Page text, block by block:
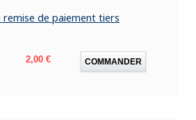
remise de paiement tiers
Prix
2,00 € COMMANDER